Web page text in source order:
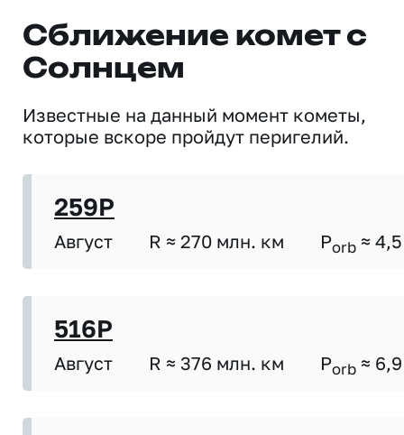
Сближение комет с
Солнцем
Известные на данный момент кометы,
которые вскоре пройдут перигелий.
259P
Август R ≈ 270 млн. км Porb ≈ 4,5
516P
Август R ≈ 376 млн. км Porb ≈ 6,9